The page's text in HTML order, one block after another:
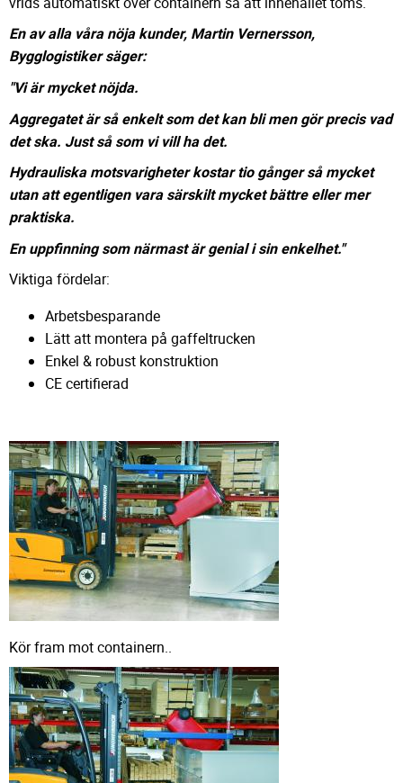
En av alla våra nöja kunder, Martin Vernersson,
Bygglogistiker säger:
"Vi är mycket nöjda.
Aggregatet är så enkelt som det kan bli men gör precis vad
det ska. Just så som vi vill ha det.
Hydrauliska motsvarigheter kostar tio gånger så mycket
utan att egentligen vara särskilt mycket bättre eller mer
praktiska.
En uppfinning som närmast är genial i sin enkelhet."
Viktiga fördelar:
Arbetsbesparande
Lätt att montera på gaffeltrucken
Enkel & robust konstruktion
CE certifierad
Kör fram mot containern..